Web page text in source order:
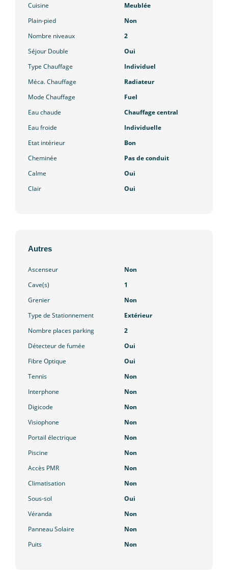
Cuisine
Meublée
Plain-pied
Non
Nombre niveaux
2
Séjour Double
Oui
Type Chauffage
Individuel
Méca. Chauffage
Radiateur
Mode Chauffage
Fuel
Eau chaude
Chauffage central
Eau froide
Individuelle
Etat intérieur
Bon
Cheminée
Pas de conduit
Calme
Oui
Clair
Oui
Autres
Ascenseur
Non
Cave(s)
1
Grenier
Non
Type de Stationnement
Extérieur
Nombre places parking
2
Détecteur de fumée
Oui
Fibre Optique
Oui
Tennis
Non
Interphone
Non
Digicode
Non
Visiophone
Non
Portail électrique
Non
Piscine
Non
Accès PMR
Non
Climatisation
Non
Sous-sol
Oui
Véranda
Non
Panneau Solaire
Non
Puits
Non